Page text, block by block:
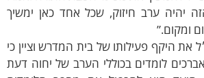
ערב חיזוק, שכל אחד כאן ימשיך
פעילותו של בית המדרש וציין כי
מ־600 אברכים לומדים בכוללי הערב של יחוה דעת